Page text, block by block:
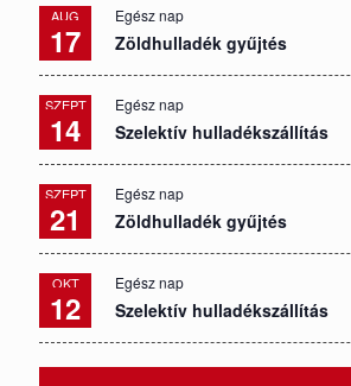
AUG
17
Egész nap
Zöldhulladék gyűjtés
SZEPT
14
Egész nap
Szelektív hulladékszállítás
SZEPT
21
Egész nap
Zöldhulladék gyűjtés
OKT
12
Egész nap
Szelektív hulladékszállítás